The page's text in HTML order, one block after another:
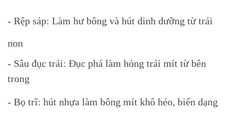
- Rệp sáp: Làm hư bông và hút dinh dưỡng từ trái
non
- Sâu đục trái: Đục phá làm hỏng trái mít từ bên
trong
- Bọ trĩ: hút nhựa làm bông mít khô héo, biến dạng